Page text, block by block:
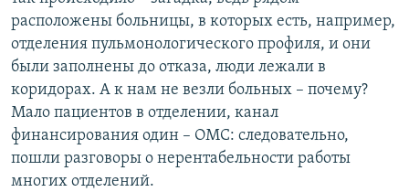
расположены больницы, в которых есть, например,
отделения пульмонологического профиля, и они
были заполнены до отказа, люди лежали в
коридорах. А к нам не везли больных – почему?
Мало пациентов в отделении, канал
финансирования один – ОМС: следовательно,
пошли разговоры о нерентабельности работы
многих отделений.